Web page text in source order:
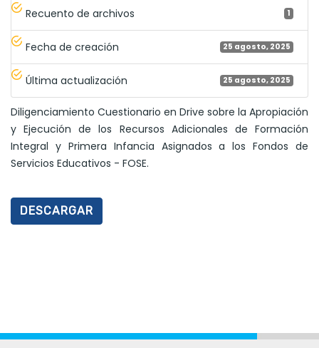
Recuento de archivos 1
Fecha de creación 25 agosto, 2025
Última actualización 25 agosto, 2025
Diligenciamiento Cuestionario en Drive sobre la Apropiación
y Ejecución de los Recursos Adicionales de Formación
Integral y Primera Infancia Asignados a los Fondos de
Servicios Educativos - FOSE.
DESCARGAR